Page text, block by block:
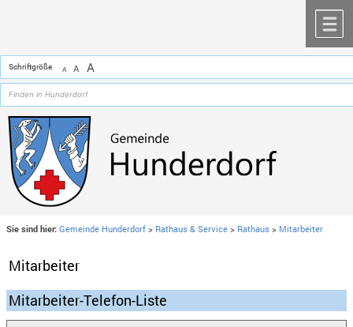
Schriftgröße A A A
Sie sind hier: Gemeinde Hunderdorf > Rathaus & Service > Rathaus > Mitarbeiter
Mitarbeiter
Mitarbeiter-Telefon-Liste